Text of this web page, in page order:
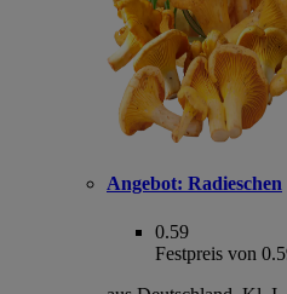
Angebot: Radieschen
0.59
Festpreis von